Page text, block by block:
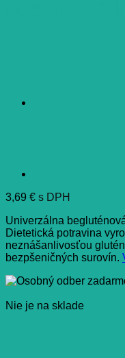
3,69 € s DPH
Univerzálna
Dietetická potravina
neznášanlivosťou
bezpšeničných surovín.
Nie je na sklade